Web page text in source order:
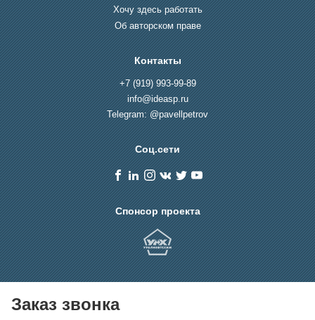
Хочу здесь работать
Об авторском праве
Контакты
+7 (919) 993-99-89
info@ideasp.ru
Telegram: @pavellpetrov
Соц.сети
Спонсор проекта
Заказ звонка